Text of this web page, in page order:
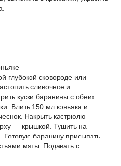
глубокой сковороде или
сливочное и
куски баранины с обеих
Влить 150 мл коньяка и
Накрыть кастрюлю
— крышкой. Тушить на
Готовую баранину присыпать
мяты. Подавать с